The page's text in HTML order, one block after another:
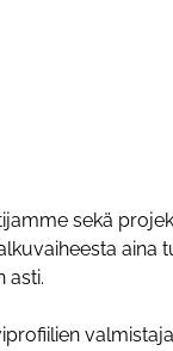
sekä
aina
asti.